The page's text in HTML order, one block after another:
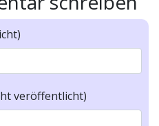
veröffentlicht)